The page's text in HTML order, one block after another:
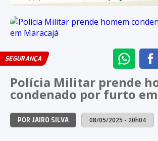
SEGURANÇA
ENVIAR
NO
Polícia Militar prende
condenado por furto
POR JAIRO SILVA 08/05/2025 - 20h04